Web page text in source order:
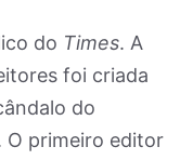
do Times. A
foi criada
do
O primeiro editor